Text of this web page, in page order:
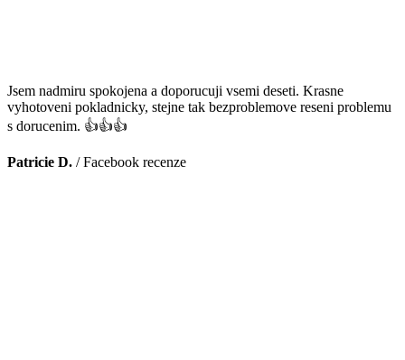
Jsem nadmiru spokojena a doporucuji vsemi deseti. Krasne
vyhotoveni pokladnicky, stejne tak bezproblemove reseni problemu
s dorucenim. 👍👍👍
Patricie D. /Facebook recenze